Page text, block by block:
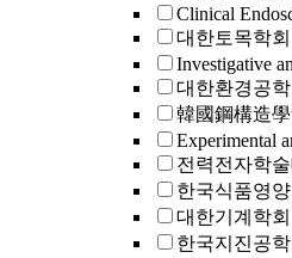
Clinical
대한토목학
Investigative
대한환경공
韓國鋼構造
Experimental
전력전자학
한국식품영양
대한기계학
한국지진공